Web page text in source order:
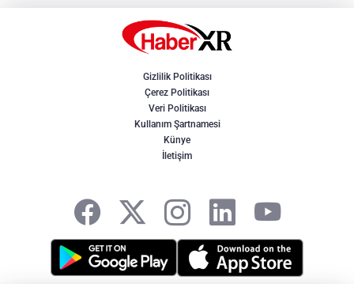
Gizlilik Politikası
Çerez Politikası
Veri Politikası
Kullanım Şartnamesi
Künye
İletişim